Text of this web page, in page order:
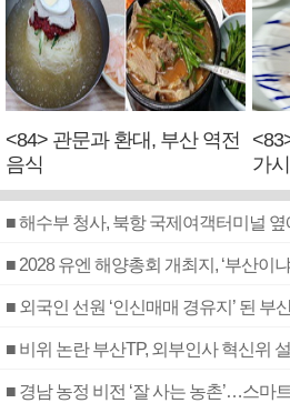
<84> 관문과 환대, 부산 역전
음식
가
■ 해수부 청사, 북항 국제여객터미널
■ 2028 유엔 해양총회 개최지, ‘부산이
■ 외국인 선원 ‘인신매매 경유지’ 된
■ 비위 논란 부산TP, 외부인사 혁신위 설
■ 경남 농정 비전 ‘잘 사는 농촌’…스마